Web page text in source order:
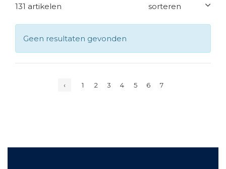
131 artikelen
Geen resultaten gevonden
‹ 1 2 3 4 5 6 7